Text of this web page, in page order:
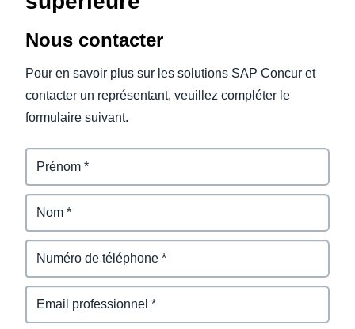
Nous contacter
Pour en savoir plus sur les solutions SAP Concur et
contacter un représentant, veuillez compléter le
formulaire suivant.